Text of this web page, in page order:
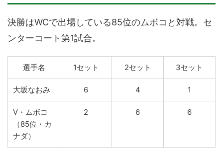
決勝はWCで出場している85位のムボコと対戦。セ
ンターコート第1試合。
選手名 1セット 2セット 3セット
大坂なおみ 6 4 1
V・ムボコ
（85位・カ
ナダ）
2 6 6